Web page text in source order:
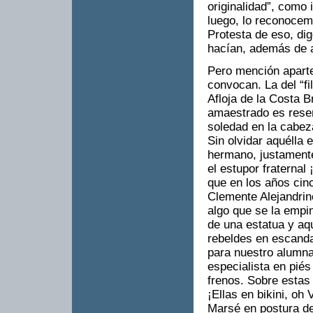
originalidad”,
luego, lo
Protesta de eso,
hacían, además de
Pero mención
convocan. La del
Afloja de la Costa
amaestrado es
soledad en la
Sin olvidar aquélla
hermano,
el estupor fraternal
que en los años
Clemente
algo que se la
de una estatua y
rebeldes en
para nuestro
especialista en
frenos. Sobre
¡Ellas en bikini, oh
Marsé en postura